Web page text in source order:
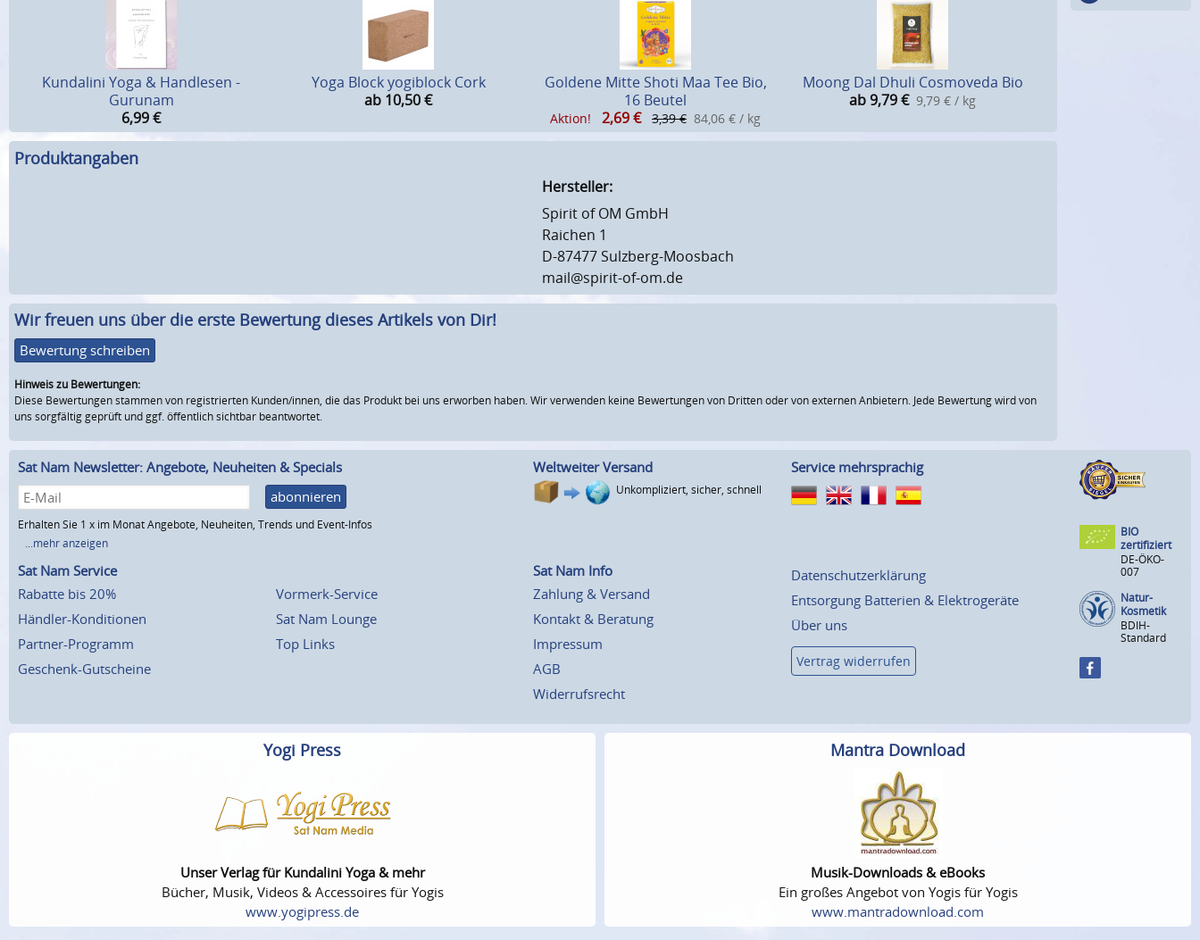
Kundalini Yoga & Handlesen -
Gurunam
6,99€
Yoga Block yogiblock Cork
ab 10,50€
Goldene Mitte Shoti Maa Tee Bio,
16 Beutel
Aktion! 2,69€ 3,39 € 84,06 € / kg
Moong Dal Dhuli Cosmoveda Bio
ab 9,79€ 9,79 € / kg
Produktangaben
Hersteller:
Spirit of OM GmbH
Raichen 1
D-87477 Sulzberg-Moosbach
mail@spirit-of-om.de
Wir freuen uns über die erste Bewertung dieses Artikels von Dir!
Bewertung schreiben
Hinweis zu Bewertungen:
Diese Bewertungen stammen von registrierten Kunden/innen, die das Produkt bei uns erworben haben. Wir verwenden keine Bewertungen von Dritten oder von externen Anbietern. Jede Bewertung wird von
uns sorgfältig geprüft und ggf. öffentlich sichtbar beantwortet.
Sat Nam Newsletter: Angebote, Neuheiten & Specials
abonnieren
Erhalten Sie 1 x im Monat Angebote, Neuheiten, Trends und Event-Infos
...mehr anzeigen
Weltweiter Versand
Unkompliziert, sicher, schnell
Service mehrsprachig
Sat Nam Service
Rabatte bis 20%
Händler-Konditionen
Partner-Programm
Geschenk-Gutscheine
Vormerk-Service
Sat Nam Lounge
Top Links
Sat Nam Info
Zahlung & Versand
Kontakt & Beratung
Impressum
AGB
Widerrufsrecht
Datenschutzerklärung
Entsorgung Batterien & Elektrogeräte
Über uns
Vertrag widerrufen
BIO
zertifiziert
DE-ÖKO-
007
Natur-
Kosmetik
BDIH-
Standard
Yogi Press
Unser Verlag für Kundalini Yoga & mehr
Bücher, Musik, Videos & Accessoires für Yogis
www.yogipress.de
Mantra Download
Musik-Downloads & eBooks
Ein großes Angebot von Yogis für Yogis
www.mantradownload.com